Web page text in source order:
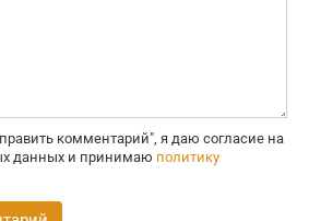
комментарий", я даю согласие на
данных и принимаю политику